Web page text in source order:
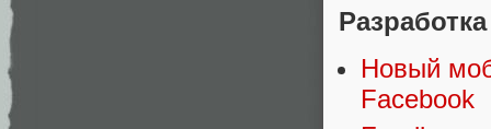
Разработка
Новый
Facebook